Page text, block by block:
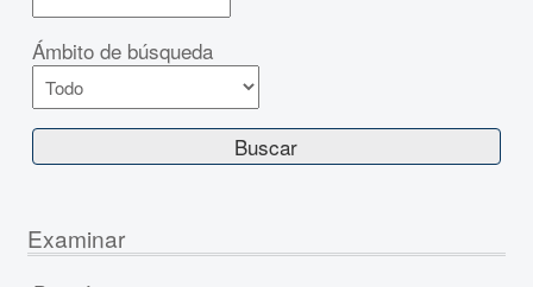
Ámbito de búsqueda
Examinar